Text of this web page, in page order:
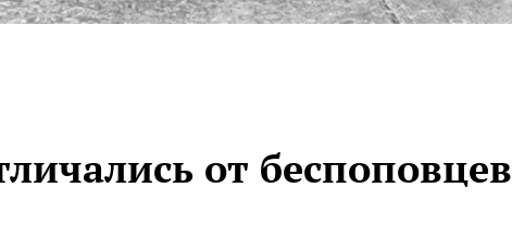
от беспоповцев